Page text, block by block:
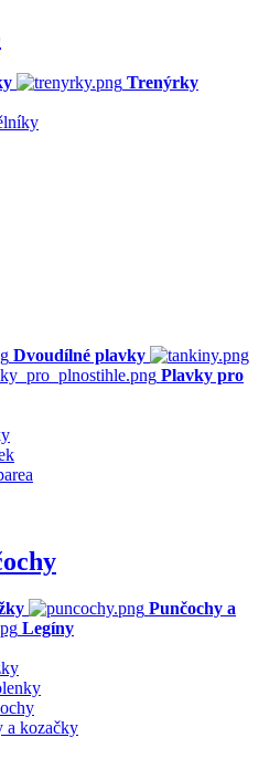
Trenýrky
Dvoudílné plavky
Plavky pro
Punčochy a
Legíny
a kozačky